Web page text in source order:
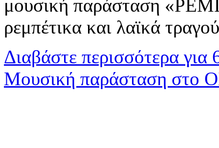
μουσική παράσταση
ρεμπέτικα και λαϊκά
Διαβάστε περισσότερα για
Μουσική παράσταση στο